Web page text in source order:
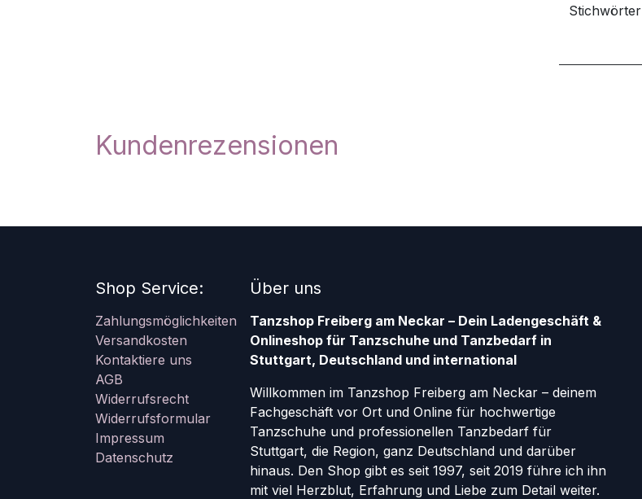
Stichwörter
Kundenrezensionen
Shop Service:
Zahlungsmöglichkeiten
Versandkosten
Kontaktiere uns
AGB
Widerrufsrecht
Widerrufsformular
Impressum
Datenschutz
Über uns
Tanzshop Freiberg am Neckar – Dein Ladengeschäft &
Onlineshop für Tanzschuhe und Tanzbedarf in
Stuttgart, Deutschland und international
Willkommen im Tanzshop Freiberg am Neckar – deinem
Fachgeschäft vor Ort und Online für hochwertige
Tanzschuhe und professionellen Tanzbedarf für
Stuttgart, die Region, ganz Deutschland und darüber
hinaus. Den Shop gibt es seit 1997, seit 2019 führe ich ihn
mit viel Herzblut, Erfahrung und Liebe zum Detail weiter.